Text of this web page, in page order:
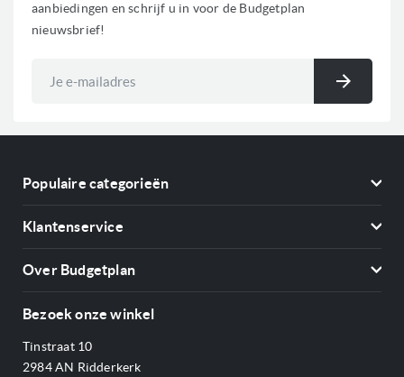
aanbiedingen en schrijf u in voor de Budgetplan
nieuwsbrief!
Populaire categorieën
Kookplaten
Afzuigkappen
Ovens
Stoomovens
Magnetrons
Klantenservice
Betalen
Veelgestelde vragen
Over Budgetplan
Adres & Route
Bezoek onze winkel
Tinstraat 10
2984 AN Ridderkerk